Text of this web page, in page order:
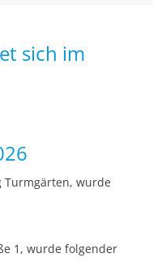
sich im
Turmgärten, wurde
1, wurde folgender